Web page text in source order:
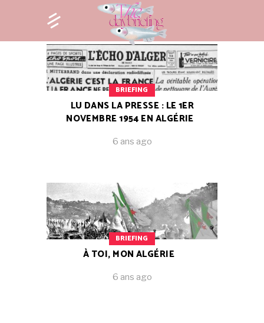
BRIEFING
LU DANS LA PRESSE : LE 1ER
NOVEMBRE 1954 EN ALGÉRIE
6 ans ago
BRIEFING
À TOI, MON ALGÉRIE
6 ans ago